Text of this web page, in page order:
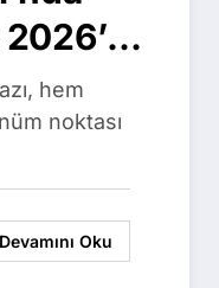
hem
noktası
Devamını Oku